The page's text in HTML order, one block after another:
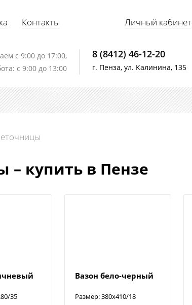
Контакты Личный кабинет
c 9:00 до 17:00,
с 9:00 до 13:00
8 (8412) 46-12-20
г. Пенза, ул. Калинина, 135
– купить в Пензе
35
Вазон бело-черный
Размер: 380x410/18